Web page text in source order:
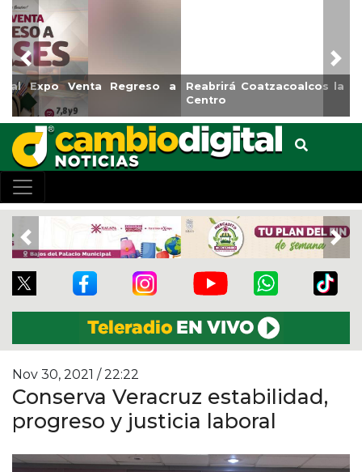
Reabrirá Coatzacoalcos la Alberca Semiolímpica Zona
Centro
Previous
Previous
Nov 30, 2021 / 22:22
Conserva Veracruz estabilidad,
progreso y justicia laboral